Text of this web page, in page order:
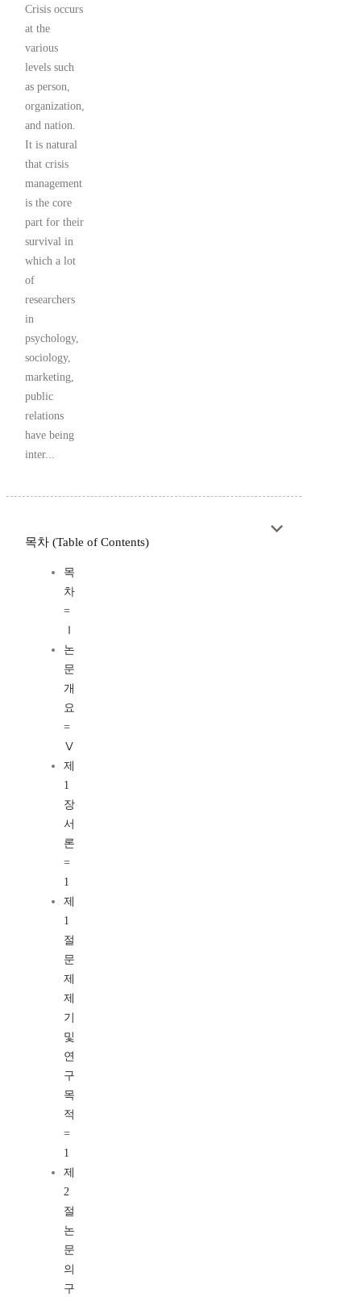
Crisis occurs
at the
various
levels such
as person,
organization,
and nation.
It is natural
that crisis
management
is the core
part for their
survival in
which a lot
of
researchers
in
psychology,
sociology,
marketing,
public
relations
have being
inter...
목차 (Table of Contents)
목
차
=
논
문
개
요
=
Ⅴ
제
1
장
서
론
=
1
제
1
절
문
제
제
기
및
연
구
목
적
=
1
제
2
절
논
문
의
구